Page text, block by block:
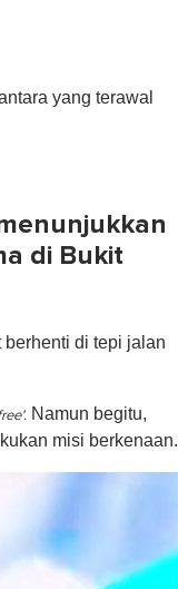
yang terawal
di Bukit
di tepi jalan
Namun begitu,
misi berkenaan.